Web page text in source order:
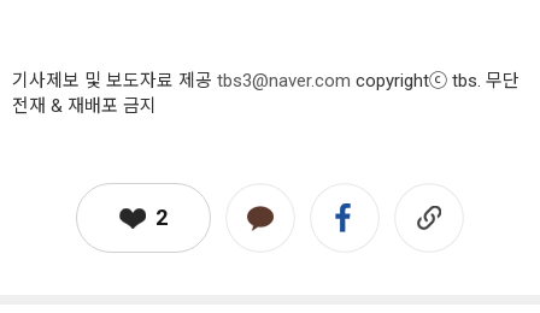
기사제보 및 보도자료 제공 tbs3@naver.com copyrightⓒ tbs. 무단
전재 & 재배포 금지
2